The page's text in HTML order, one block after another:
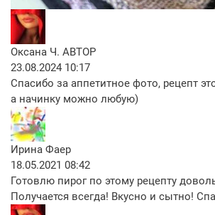
Оксана Ч. АВТОР
23.08.2024 10:17
Спасибо за аппетитное фото, рецепт
а начинку можно любую)
Ирина Фаер
18.05.2021 08:42
Готовлю пирог по этому рецепту
Получается всегда! Вкусно и сытно!